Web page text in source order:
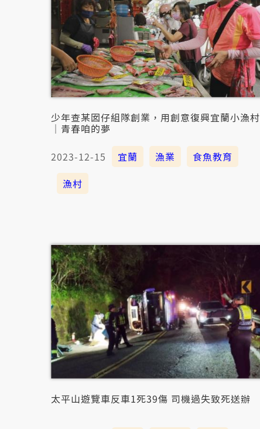
少年查某囡仔組隊創業，用創意復興宜蘭小漁村
｜青春咱的夢
2023-12-15 宜蘭 漁業
食魚教育
漁村
太平山遊覽車反車1死39傷 司機過失致死送辦